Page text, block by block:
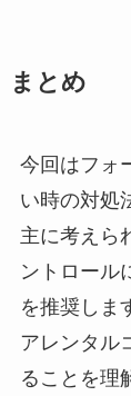
まとめ
今回はフォ
い時の対処
主に考えら
ントロール
を推奨しま
アレンタル
ることを理